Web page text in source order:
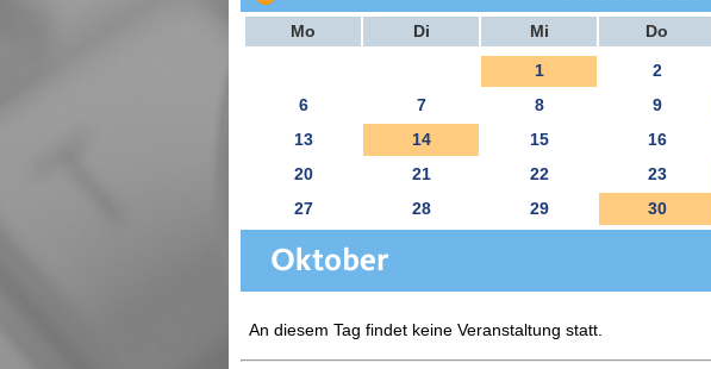
Mo Di Mi Do
1 2
6
7 8 9
13
14 15 16
20
21 22 23
27
28 29 30
An diesem Tag findet keine Veranstaltung statt.